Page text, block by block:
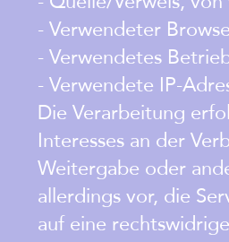
- Verwendeter
- Verwendetes
- Verwendete IP-
Die Verarbeitung
Interesses an der
Weitergabe oder
allerdings vor, die
auf eine